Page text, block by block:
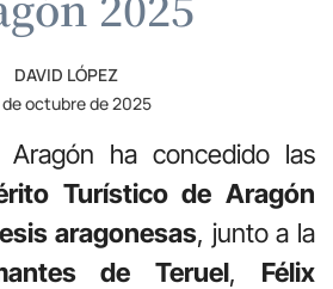
DAVID LÓPEZ
de octubre de 2025
Aragón ha concedido las
Turístico de Aragón
aragonesas, junto a la
de Teruel, Félix